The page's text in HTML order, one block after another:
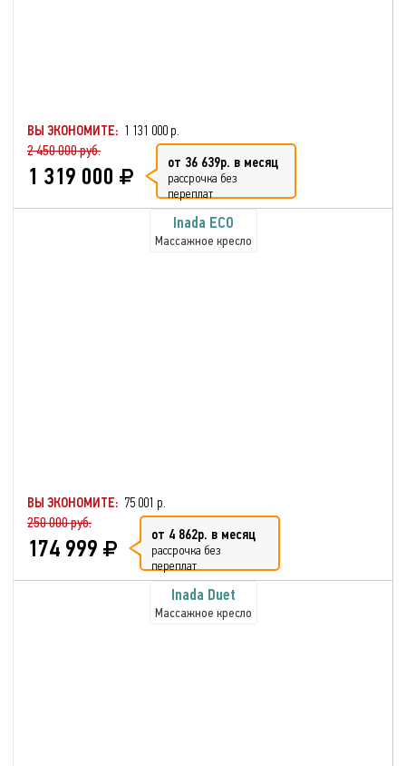
ВЫ ЭКОНОМИТЕ: 1 131 000 р.
2 450 000 руб.
1 319 000 от 36 639р. в месяц
рассрочка без
переплат
Inada ECO
Массажное кресло
ВЫ ЭКОНОМИТЕ: 75 001 р.
250 000 руб.
174 999 от 4 862р. в месяц
рассрочка без
переплат
Inada Duet
Массажное кресло